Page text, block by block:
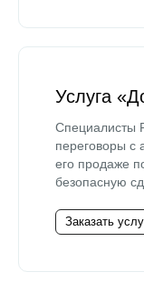
Услуга
Специалисты
переговоры с
его продаже
безопасную
Заказать